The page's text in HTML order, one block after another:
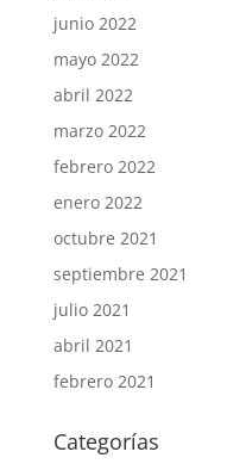
junio 2022
mayo 2022
abril 2022
marzo 2022
febrero 2022
enero 2022
octubre 2021
septiembre 2021
julio 2021
abril 2021
febrero 2021
Categorías